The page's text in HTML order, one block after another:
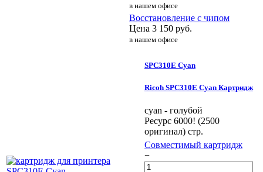
в нашем офисе
Восстановление с чипом
Цена 3 150 руб.
в нашем офисе
SPC310E Cyan
Ricoh SPC310E Cyan Картридж
cyan - голубой
Ресурс 6000! (2500
оригинал) стр.
Совместимый картридж
−